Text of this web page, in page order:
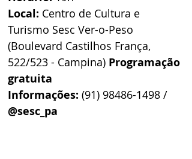
Local: Centro de Cultura e
Turismo Sesc Ver-o-Peso
(Boulevard Castilhos França,
522/523 - Campina) Programação
gratuita
Informações: (91) 98486-1498 /
@sesc_pa